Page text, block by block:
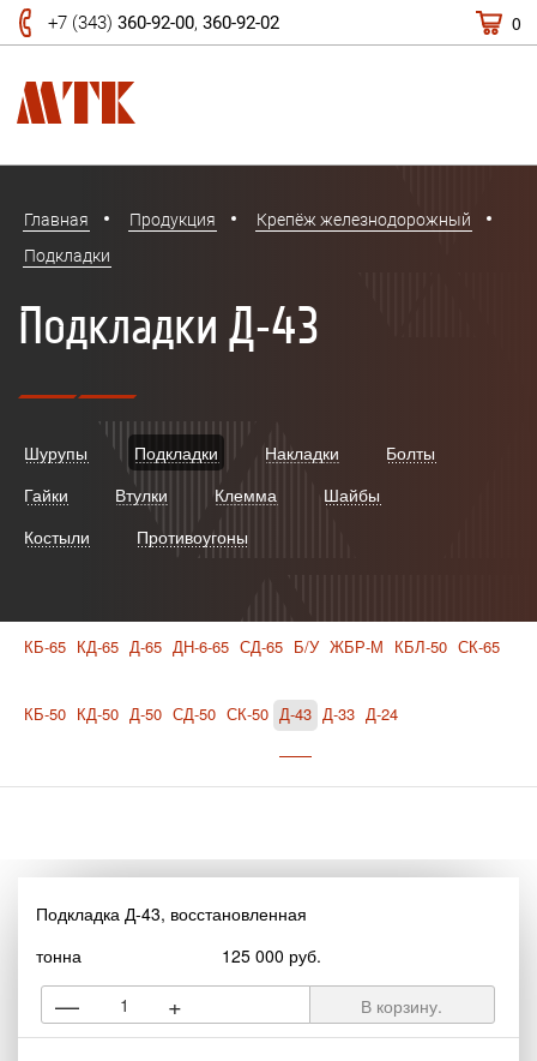
+7 (343) 360-92-00, 360-92-02 0
Главная Продукция
Крепёж железнодорожный
Подкладки
Подкладки Д-43
Шурупы Подкладки Накладки
Болты
Гайки
Втулки Клемма
Шайбы
Костыли
Противоугоны
КБ-65 КД-65 Д-65 ДН-6-65 СД-65 Б/У ЖБР-М КБЛ-50 СК-65
КБ-50 КД-50 Д-50 СД-50 СК-50 Д-43 Д-33 Д-24
Подкладка Д-43, восстановленная
тонна
125 000 руб.
— + В корзину.